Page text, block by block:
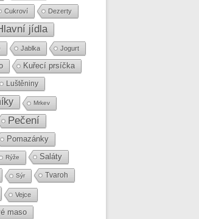
Cukroví Dezerty
jídla
Jablka Jogurt
Kuřecí prsíčka
Luštěniny
Mrkev
Pečení
Pomazánky
Rýže
Saláty
Sýr Tvaroh
Vejce
maso